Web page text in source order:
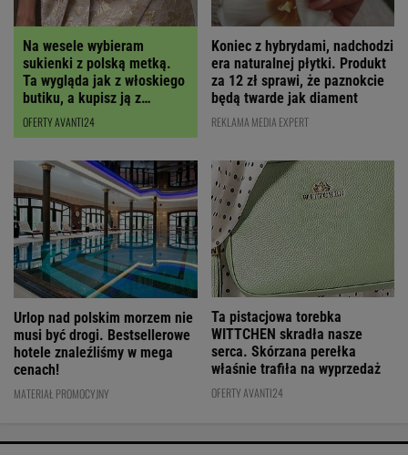
Na wesele wybieram
sukienki z polską metką.
Ta wygląda jak z włoskiego
butiku, a kupisz ją z
RABATEM
OFERTY AVANTI24
Koniec z hybrydami, nadchodzi
era naturalnej płytki. Produkt
za 12 zł sprawi, że paznokcie
będą twarde jak diament
REKLAMA MEDIA EXPERT
Urlop nad polskim morzem nie
musi być drogi. Bestsellerowe
hotele znaleźliśmy w mega
cenach!
MATERIAŁ PROMOCYJNY
Ta pistacjowa torebka
WITTCHEN skradła nasze
serca. Skórzana perełka
właśnie trafiła na wyprzedaż
OFERTY AVANTI24